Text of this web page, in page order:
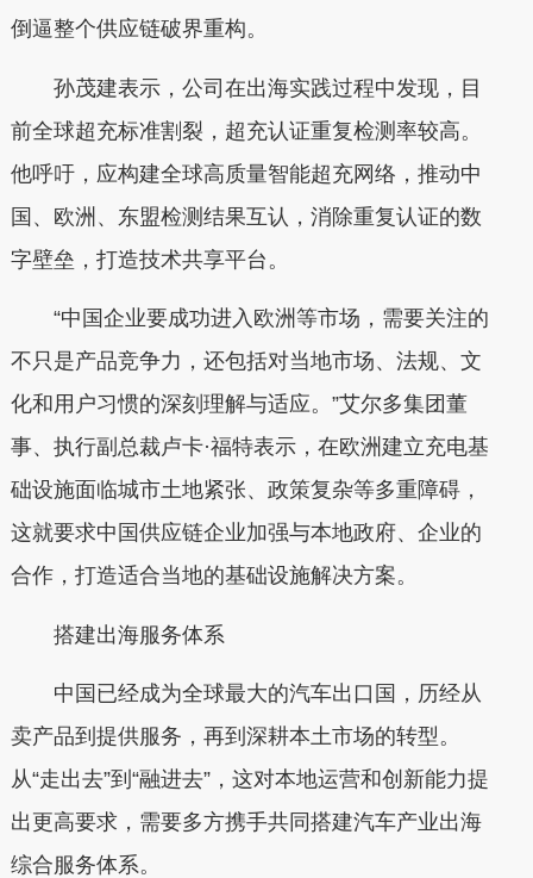
倒逼整个供应链破界重构。
孙茂建表示，公司在出海实践过程中发现，目
前全球超充标准割裂，超充认证重复检测率较高。
他呼吁，应构建全球高质量智能超充网络，推动中
国、欧洲、东盟检测结果互认，消除重复认证的数
字壁垒，打造技术共享平台。
“中国企业要成功进入欧洲等市场，需要关注的
不只是产品竞争力，还包括对当地市场、法规、文
化和用户习惯的深刻理解与适应。”艾尔多集团董
事、执行副总裁卢卡·福特表示，在欧洲建立充电基
础设施面临城市土地紧张、政策复杂等多重障碍，
这就要求中国供应链企业加强与本地政府、企业的
合作，打造适合当地的基础设施解决方案。
搭建出海服务体系
中国已经成为全球最大的汽车出口国，历经从
卖产品到提供服务，再到深耕本土市场的转型。
从“走出去”到“融进去”，这对本地运营和创新能力提
出更高要求，需要多方携手共同搭建汽车产业出海
综合服务体系。